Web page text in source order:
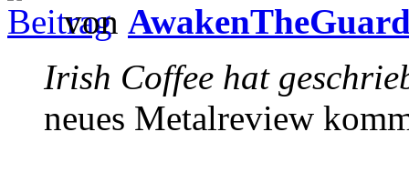
von
Irish Coffee hat
neues Metalreview